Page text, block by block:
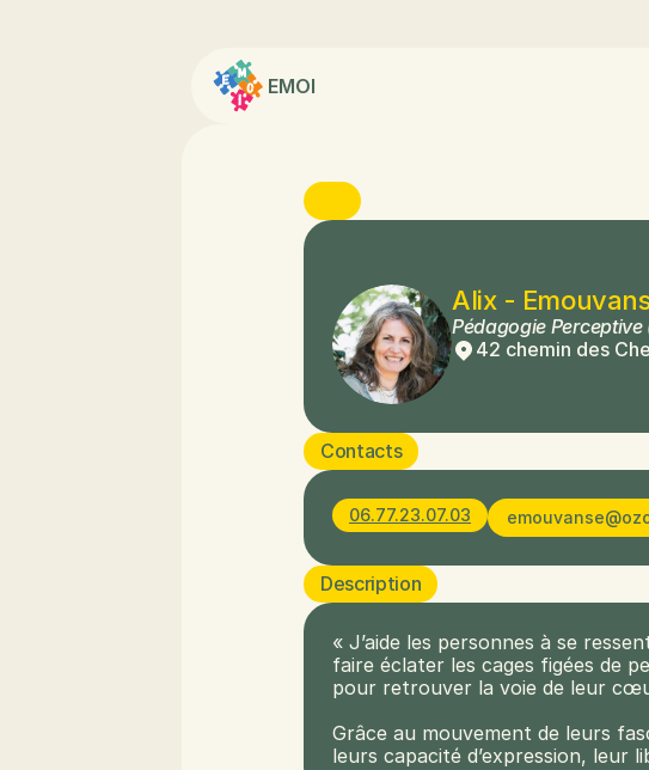
EMOI
Alix -
Pédagogie
42 chemin des
Contacts
06.77.23.07.03
Description
« J’aide les personnes à se
faire éclater les cages figées de
pour retrouver la voie de leur
Grâce au mouvement de leurs
leurs capacité d’expression, leur